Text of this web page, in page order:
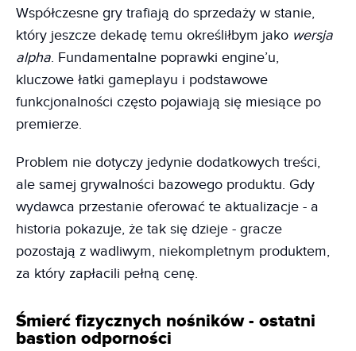
Współczesne gry trafiają do sprzedaży w stanie,
który jeszcze dekadę temu określiłbym jako wersja
alpha. Fundamentalne poprawki engine’u,
kluczowe łatki gameplayu i podstawowe
funkcjonalności często pojawiają się miesiące po
premierze.
Problem nie dotyczy jedynie dodatkowych treści,
ale samej grywalności bazowego produktu. Gdy
wydawca przestanie oferować te aktualizacje - a
historia pokazuje, że tak się dzieje - gracze
pozostają z wadliwym, niekompletnym produktem,
za który zapłacili pełną cenę.
Śmierć fizycznych nośników - ostatni
bastion odporności